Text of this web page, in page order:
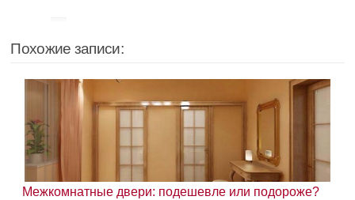
Похожие записи:
Межкомнатные двери: подешевле или подороже?